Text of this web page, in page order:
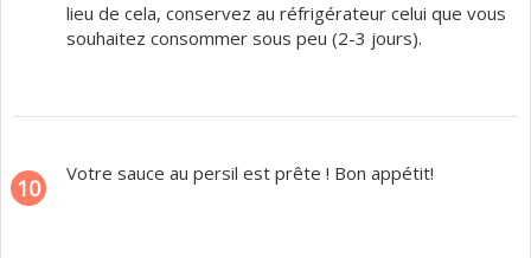
lieu de cela, conservez au réfrigérateur celui que vous
souhaitez consommer sous peu (2-3 jours).
10
Votre sauce au persil est prête ! Bon appétit!